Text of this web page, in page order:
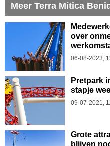
Meer Terra Mítica
over
06-08-2023,
Pretpark
stapje
09-07-2021,
Grote
blijven